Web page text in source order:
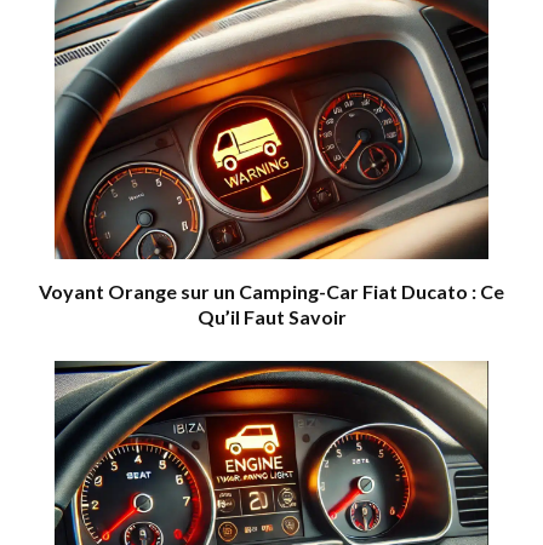
Voyant Orange sur un Camping-Car Fiat Ducato : Ce
Qu’il Faut Savoir